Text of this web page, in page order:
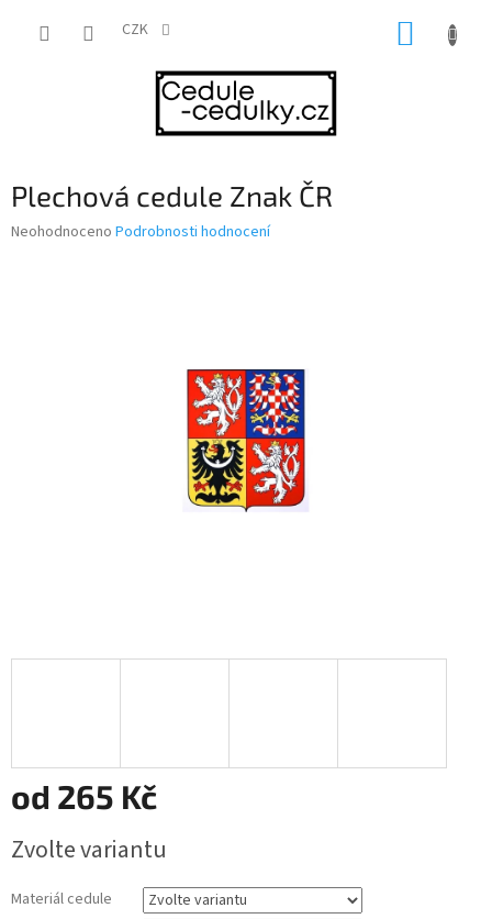
CZK
Plechová cedule Znak ČR
Průměrné
Neohodnoceno Podrobnosti hodnocení
od 265 Kč
cena:
Zvolte variantu
Materiál cedule